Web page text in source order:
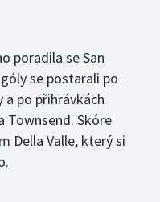
poradila se San
se postarali po
a po přihrávkách
Townsend. Skóre
Della Valle, který si